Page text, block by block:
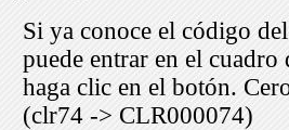
Si ya conoce el código
puede entrar en el
haga clic en el botón.
(clr74 -> CLR000074)